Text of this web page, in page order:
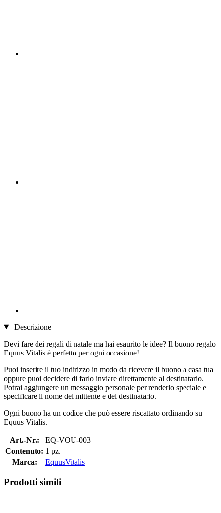
Descrizione
Devi fare dei regali di natale ma hai esaurito le idee? Il buono regalo
Equus Vitalis è perfetto per ogni occasione!
Puoi inserire il tuo indirizzo in modo da ricevere il buono a casa tua
oppure puoi decidere di farlo inviare direttamente al destinatario.
Potrai aggiungere un messaggio personale per renderlo speciale e
specificare il nome del mittente e del destinatario.
Ogni buono ha un codice che può essere riscattato ordinando su
Equus Vitalis.
Art.-Nr.:
EQ-VOU-003
Contenuto: 1 pz.
Marca:
EquusVitalis
Prodotti simili